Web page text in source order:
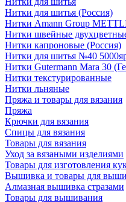
Нитки для шитья (Россия)
Нитки Amann Group
Нитки швейные
Нитки капроновые (Россия)
Нитки для шитья №40
Нитки Gutermann Mara 30
Нитки текстурированные
Нитки льняные
Пряжа и товары для вязания
Пряжа
Крючки для вязания
Спицы для вязания
Товары для вязания
Уход за вязаными изделиями
Товары для изготовления
Вышивка и товары для
Алмазная вышивка стразами
Товары для вышивания